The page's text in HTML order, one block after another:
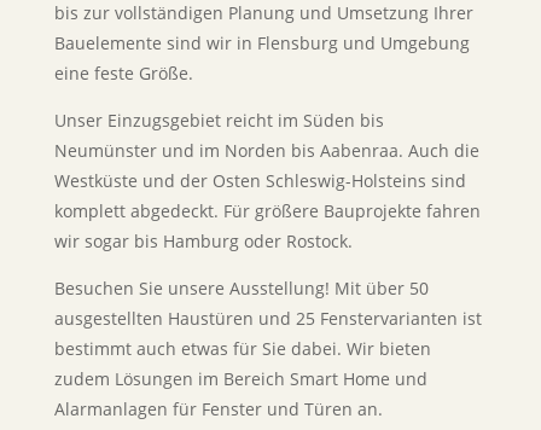
bis zur vollständigen Planung und Umsetzung Ihrer
Bauelemente sind wir in Flensburg und Umgebung
eine feste Größe.
Unser Einzugsgebiet reicht im Süden bis
Neumünster und im Norden bis Aabenraa. Auch die
Westküste und der Osten Schleswig-Holsteins sind
komplett abgedeckt. Für größere Bauprojekte fahren
wir sogar bis Hamburg oder Rostock.
Besuchen Sie unsere Ausstellung! Mit über 50
ausgestellten Haustüren und 25 Fenstervarianten ist
bestimmt auch etwas für Sie dabei. Wir bieten
zudem Lösungen im Bereich Smart Home und
Alarmanlagen für Fenster und Türen an.